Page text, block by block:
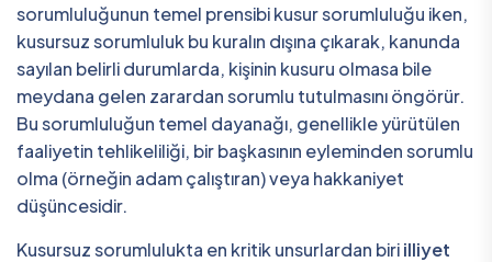
sorumluluğunun temel prensibi kusur sorumluluğu iken,
kusursuz sorumluluk bu kuralın dışına çıkarak, kanunda
sayılan belirli durumlarda, kişinin kusuru olmasa bile
meydana gelen zarardan sorumlu tutulmasını öngörür.
Bu sorumluluğun temel dayanağı, genellikle yürütülen
faaliyetin tehlikeliliği, bir başkasının eyleminden sorumlu
olma (örneğin adam çalıştıran) veya hakkaniyet
düşüncesidir.
Kusursuz sorumlulukta en kritik unsurlardan biriilliyet